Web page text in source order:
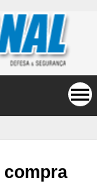
compra